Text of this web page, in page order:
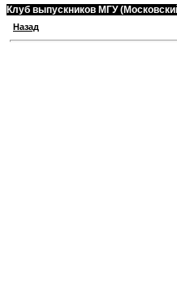
Клуб выпускников МГУ
Назад